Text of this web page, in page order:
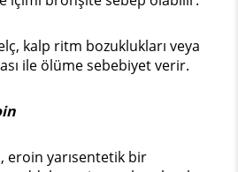
kalp ritm bozuklukları veya
ile ölüme sebebiyet verir.
eroin yarısentetik bir